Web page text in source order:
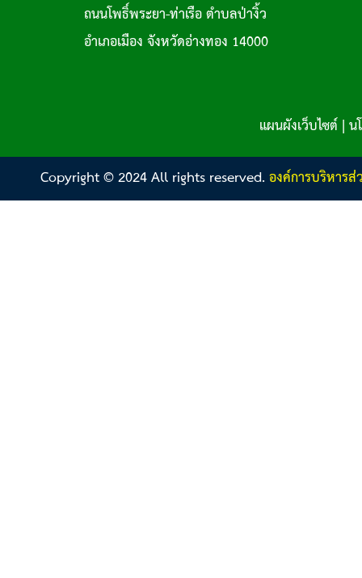
ถนนโพธิ์พระยา-ท่าเรือ ตำบลป่างิ้ว
อำเภอเมือง จังหวัดอ่างทอง 14000
แผนผังเว็บไซต์|น
Copyright © 2024 All rights reserved.องค์การบริหาร